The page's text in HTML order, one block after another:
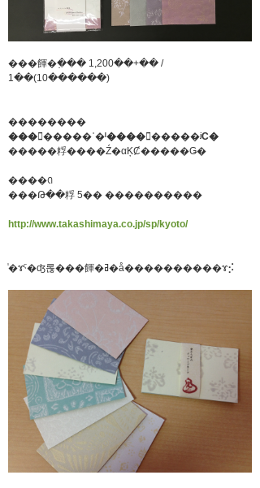
���餫�߲��� 1,200��+�� /
1��(10������)
��������
��������ʿ�ˡ���������ʲС�
�����粰����Ź�αĶȻ�����Ǥ�
����ꢡ
���Թ��粰 5�� ����������
http://www.takashimaya.co.jp/sp/kyoto/
̾�ɤˤ�ʤ롢���餫�ߥ�å����������ɤ⡪